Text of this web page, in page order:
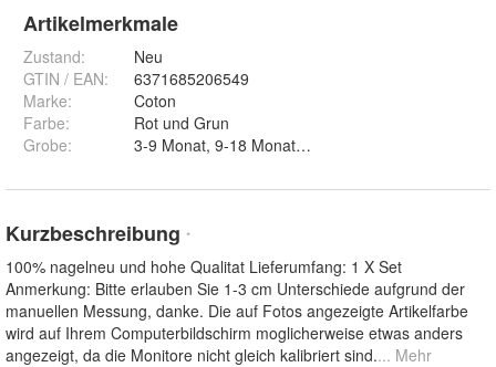
Artikelmerkmale
Zustand:
Neu
GTIN / EAN:
6371685206549
Marke:
Coton
Farbe:
Rot und Grun
Grobe:
Kurzbeschreibung *
100% nagelneu und hohe Qualitat Lieferumfang: 1 X Set
Anmerkung: Bitte erlauben Sie 1-3 cm Unterschiede aufgrund der
manuellen Messung, danke. Die auf Fotos angezeigte Artikelfarbe
wird auf Ihrem Computerbildschirm moglicherweise etwas anders
angezeigt, da die Monitore nicht gleich kalibriert sind.... Mehr